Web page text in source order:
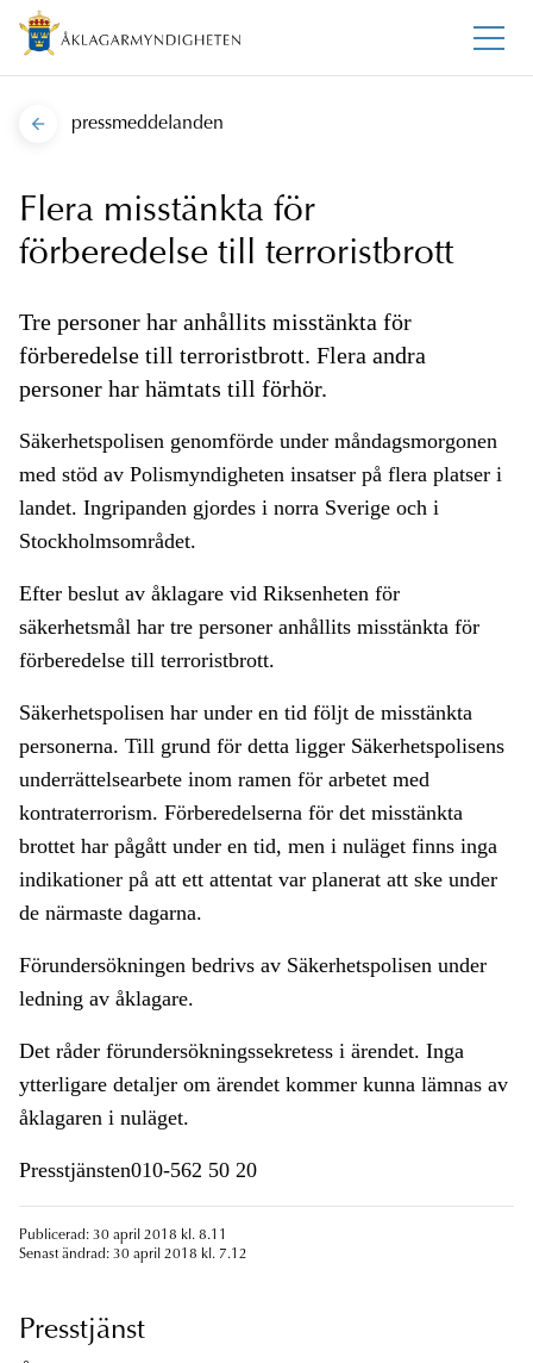
pressmeddelanden
Flera misstänkta för
förberedelse till terroristbrott
Tre personer har anhållits misstänkta för
förberedelse till terroristbrott. Flera andra
personer har hämtats till förhör.
Säkerhetspolisen genomförde under måndagsmorgonen
med stöd av Polismyndigheten insatser på flera platser i
landet. Ingripanden gjordes i norra Sverige och i
Stockholmsområdet.
Efter beslut av åklagare vid Riksenheten för
säkerhetsmål har tre personer anhållits misstänkta för
förberedelse till terroristbrott.
Säkerhetspolisen har under en tid följt de misstänkta
personerna. Till grund för detta ligger Säkerhetspolisens
underrättelsearbete inom ramen för arbetet med
kontraterrorism. Förberedelserna för det misstänkta
brottet har pågått under en tid, men i nuläget finns inga
indikationer på att ett attentat var planerat att ske under
de närmaste dagarna.
Förundersökningen bedrivs av Säkerhetspolisen under
ledning av åklagare.
Det råder förundersökningssekretess i ärendet. Inga
ytterligare detaljer om ärendet kommer kunna lämnas av
åklagaren i nuläget.
Presstjänsten010-562 50 20
Publicerad: 30 april 2018 kl. 8.11
Senast ändrad: 30 april 2018 kl. 7.12
Presstjänst